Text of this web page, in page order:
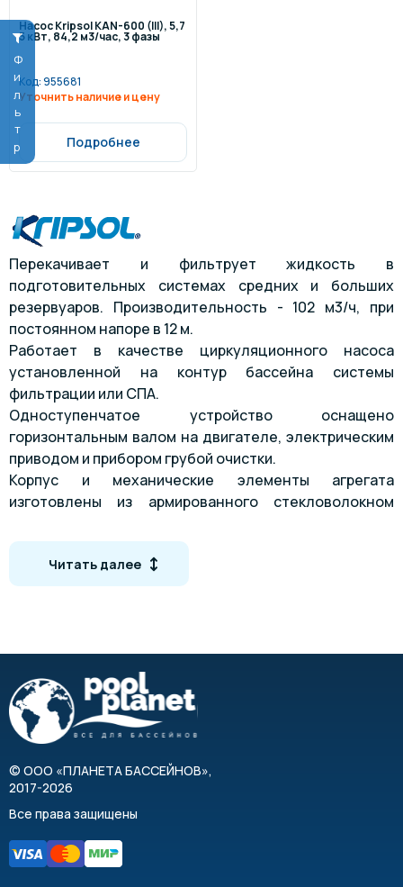
Фильтр
Насос Kripsol KAN-600 (III), 5,7
5 кВт, 84,2 м3/час, 3 фазы
Код:955681
Уточнить наличие и цену
Подробнее
Перекачивает и фильтрует жидкость в
подготовительных системах средних и больших
резервуаров. Производительность - 102 м3/ч, при
постоянном напоре в 12 м.
Работает в качестве циркуляционного насоса
установленной на контур бассейна системы
фильтрации или СПА.
Одноступенчатое устройство оснащено
горизонтальным валом на двигателе, электрическим
приводом и прибором грубой очистки.
Корпус и механические элементы агрегата
изготовлены из армированного стекловолокном
Посмотреть все насосы Kripsol для бассейна
Технические характеристики
Производительность, м3/час
71
Напор, м
Мощность, кВт
Входное отверстие, мм
Выходное отверстие, мм
Напряжение, В
Читать далее
© ООО «ПЛАНЕТА БАССЕЙНОВ»,
2017-2026
Все права защищены